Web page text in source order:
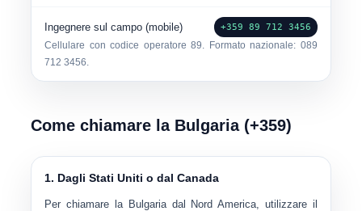
Ingegnere sul campo (mobile) +359 89 712 3456
Cellulare con codice operatore 89. Formato nazionale: 089
712 3456.
Come chiamare la Bulgaria (+359)
1. Dagli Stati Uniti o dal Canada
Per chiamare la Bulgaria dal Nord America, utilizzare il